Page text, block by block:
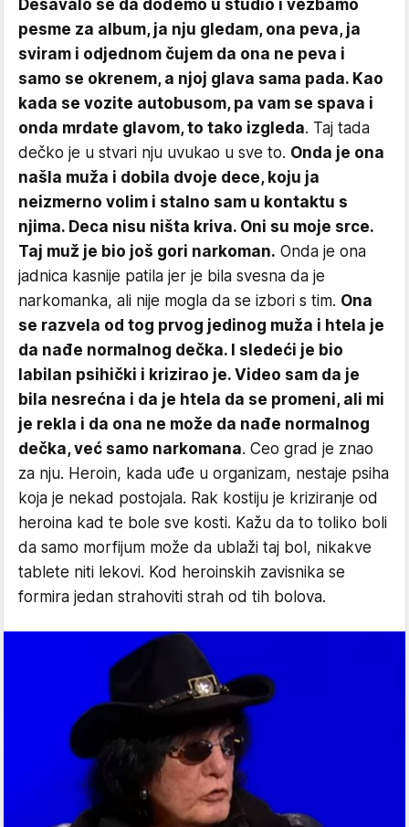
Dešavalo se da dođemo u studio i vežbamo
pesme za album, ja nju gledam, ona peva, ja
sviram i odjednom čujem da ona ne peva i
samo se okrenem, a njoj glava sama pada. Kao
kada se vozite autobusom, pa vam se spava i
onda mrdate glavom, to tako izgleda. Taj tada
dečko je u stvari nju uvukao u sve to. Onda je ona
našla muža i dobila dvoje dece, koju ja
neizmerno volim i stalno sam u kontaktu s
njima. Deca nisu ništa kriva. Oni su moje srce.
Taj muž je bio još gori narkoman. Onda je ona
jadnica kasnije patila jer je bila svesna da je
narkomanka, ali nije mogla da se izbori s tim. Ona
se razvela od tog prvog jedinog muža i htela je
da nađe normalnog dečka. I sledeći je bio
labilan psihički i krizirao je. Video sam da je
bila nesrećna i da je htela da se promeni, ali mi
je rekla i da ona ne može da nađe normalnog
dečka, već samo narkomana. Ceo grad je znao
za nju. Heroin, kada uđe u organizam, nestaje psiha
koja je nekad postojala. Rak kostiju je kriziranje od
heroina kad te bole sve kosti. Kažu da to toliko boli
da samo morfijum može da ublaži taj bol, nikakve
tablete niti lekovi. Kod heroinskih zavisnika se
formira jedan strahoviti strah od tih bolova.